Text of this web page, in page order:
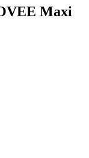
Maxi